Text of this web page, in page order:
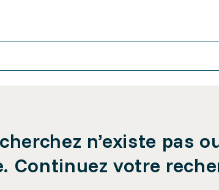
n’existe pas
Continuez votre